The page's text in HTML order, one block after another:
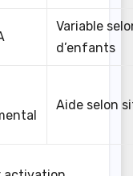
Variable
d’enfants
Aide selon